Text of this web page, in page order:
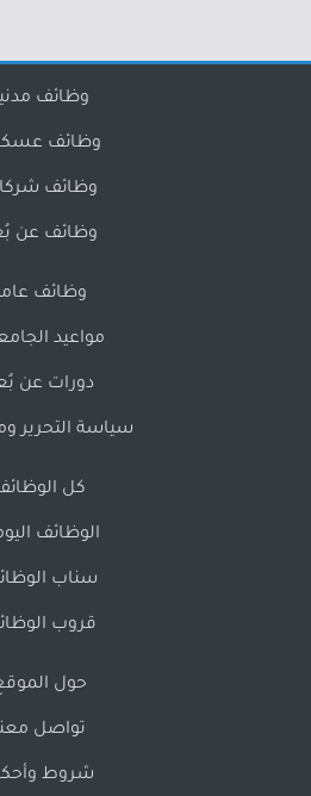
وظائف
وظائف
وظائف
وظائف عن
وظائف
مواعيد
دورات عن
سياسة التحرير
كل
الوظائف
سناب
قروب
حول
تواصل
شروط